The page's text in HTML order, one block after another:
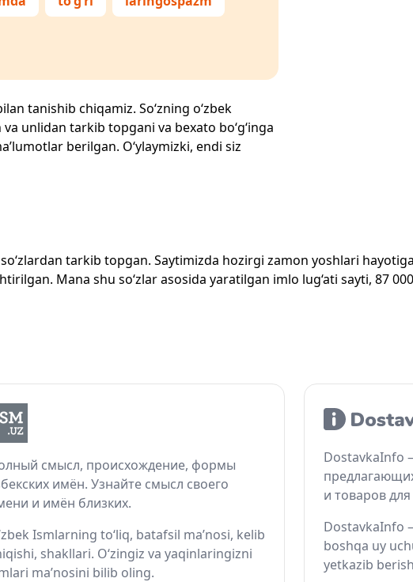
tanishib chiqamiz. So‘zning o‘zbek
unlidan tarkib topgani va bexato bo‘g‘inga
berilgan. O‘ylaymizki, endi siz
tarkib topgan. Saytimizda hozirgi zamon yoshlari
Mana shu so‘zlar asosida yaratilgan imlo lug‘ati sayti, 87
смысл, происхождение, формы
имён. Узнайте смысл своего
и имён близких.
Ismlarning to‘liq, batafsil ma’nosi, kelib
shakllari. O‘zingiz va yaqinlaringizni
ma’nosini bilib oling.
DostavkaInfo
и товаров
DostavkaInfo
boshqa uy
yetkazib